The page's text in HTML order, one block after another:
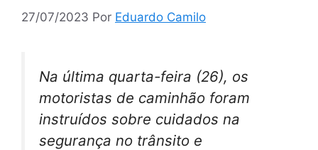
27/07/2023 Por Eduardo Camilo
Na última quarta-feira (26), os
motoristas de caminhão foram
instruídos sobre cuidados na
segurança no trânsito e